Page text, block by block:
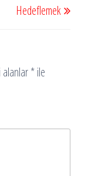
Hedeflemek
alanlar*ile